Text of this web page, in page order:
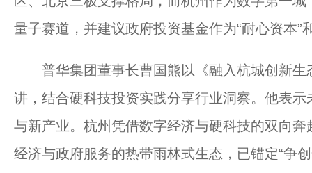
量子赛道，并建议政府投资基金作为“耐心资本”
普华集团董事长曹国熊以《融入杭城创新生
讲，结合硬科技投资实践分享行业洞察。他表
与新产业。杭州凭借数字经济与硬科技的双向奔
经济与政府服务的热带雨林式生态，已锚定“争